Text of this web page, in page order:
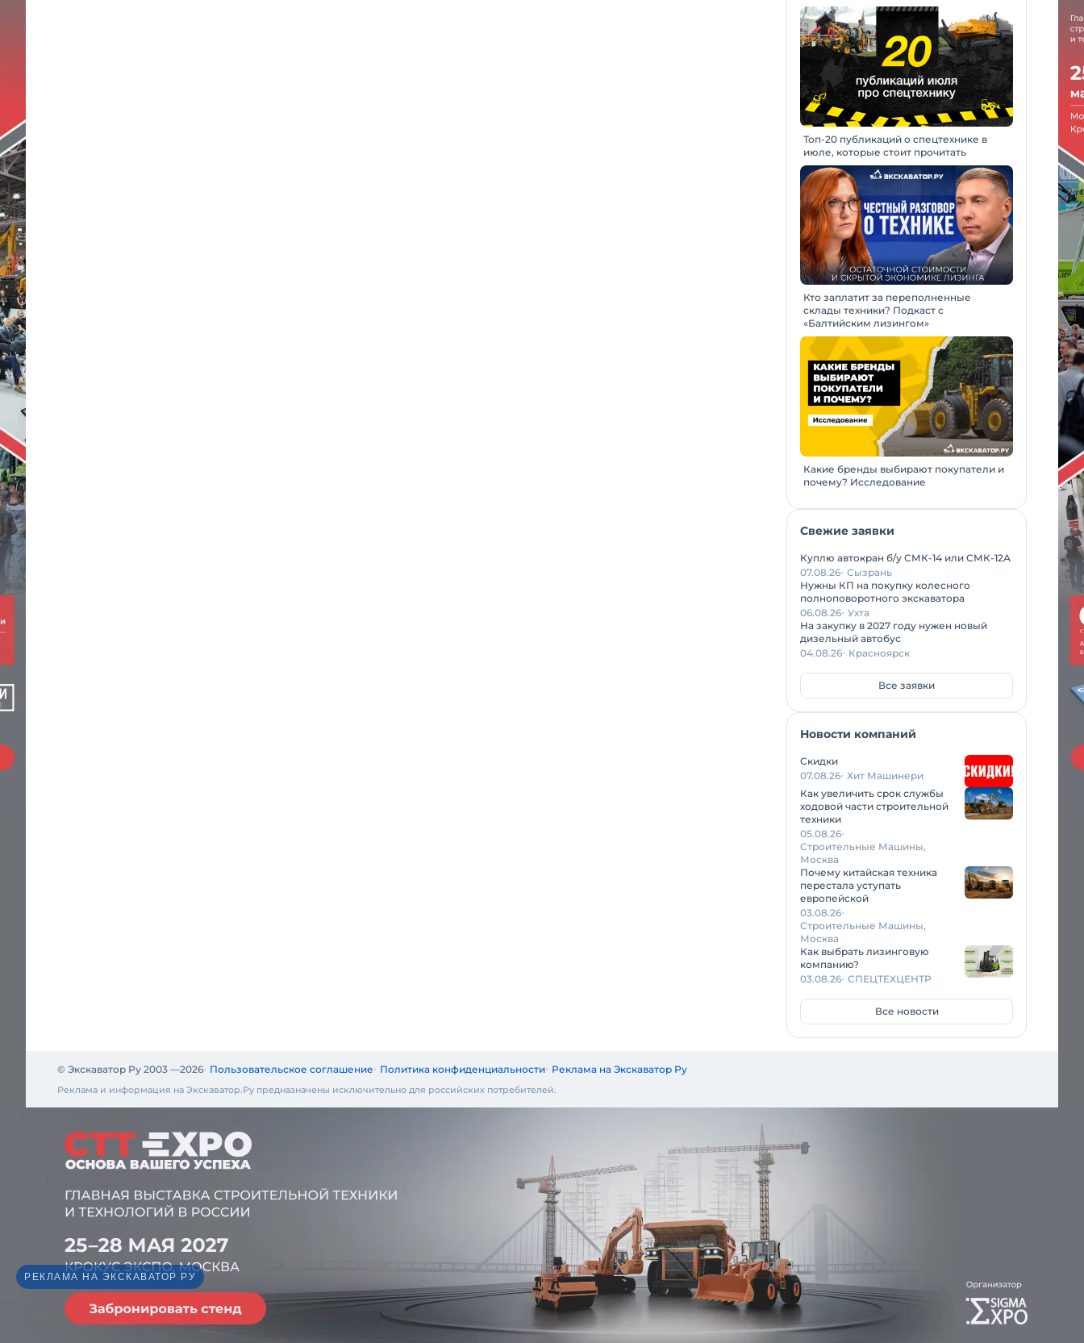
Топ-20 публикаций о спецтехнике в
июле, которые стоит прочитать
Кто заплатит за переполненные
склады техники? Подкаст с
«Балтийским лизингом»
Какие бренды выбирают покупатели и
почему? Исследование
Свежие заявки
Куплю автокран б/у СМК-14 или СМК-12А
07.08.26 Сызрань
Нужны КП на покупку колесного
полноповоротного экскаватора
06.08.26 Ухта
На закупку в 2027 году нужен новый
дизельный автобус
04.08.26 Красноярск
Все заявки
Новости компаний
Скидки
07.08.26 Хит Машинери
Как увеличить срок службы
ходовой части строительной
техники
05.08.26
Строительные Машины,
Москва
Почему китайская техника
перестала уступать
европейской
03.08.26
Строительные Машины,
Москва
Как выбрать лизинговую
компанию?
03.08.26 СПЕЦТЕХЦЕНТР
Все новости
© Экскаватор Ру 2003 —2026 Пользовательское соглашение Политика конфиденциальности Реклама на Экскаватор Ру
Реклама и информация на Экскаватор.Ру предназначены исключительно для российских потребителей.